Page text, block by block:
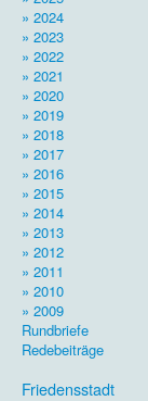
» 2024
» 2023
» 2022
» 2021
» 2020
» 2019
» 2018
» 2017
» 2016
» 2015
» 2014
» 2013
» 2012
» 2011
» 2010
» 2009
Rundbriefe
Redebeiträge
Friedensstadt